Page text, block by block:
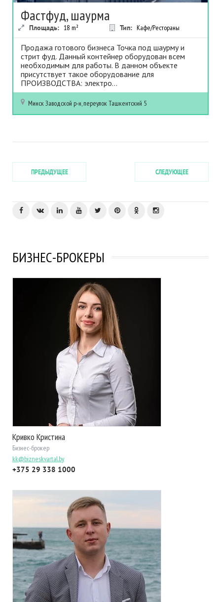
Фастфуд, шаурма
Площадь: 18 m² Тип: Кафе/Рестораны
Продажа готового бизнеса Точка под шаурму и
стрит фуд. Данный контейнер оборудован всем
необходимым для работы. В данном объекте
присутствует такое оборудование для
ПРОИЗВОДСТВА: электро...
МинскЗаводской р-н, переулок Ташкентский 5
ПРЕДЫДУЩЕЕ СЛЕДУЮЩЕЕ
БИЗНЕС-БРОКЕРЫ
Кривко Кристина
Бизнес-брокер
kk@bizneskvartal.by
+375 29 338 1000